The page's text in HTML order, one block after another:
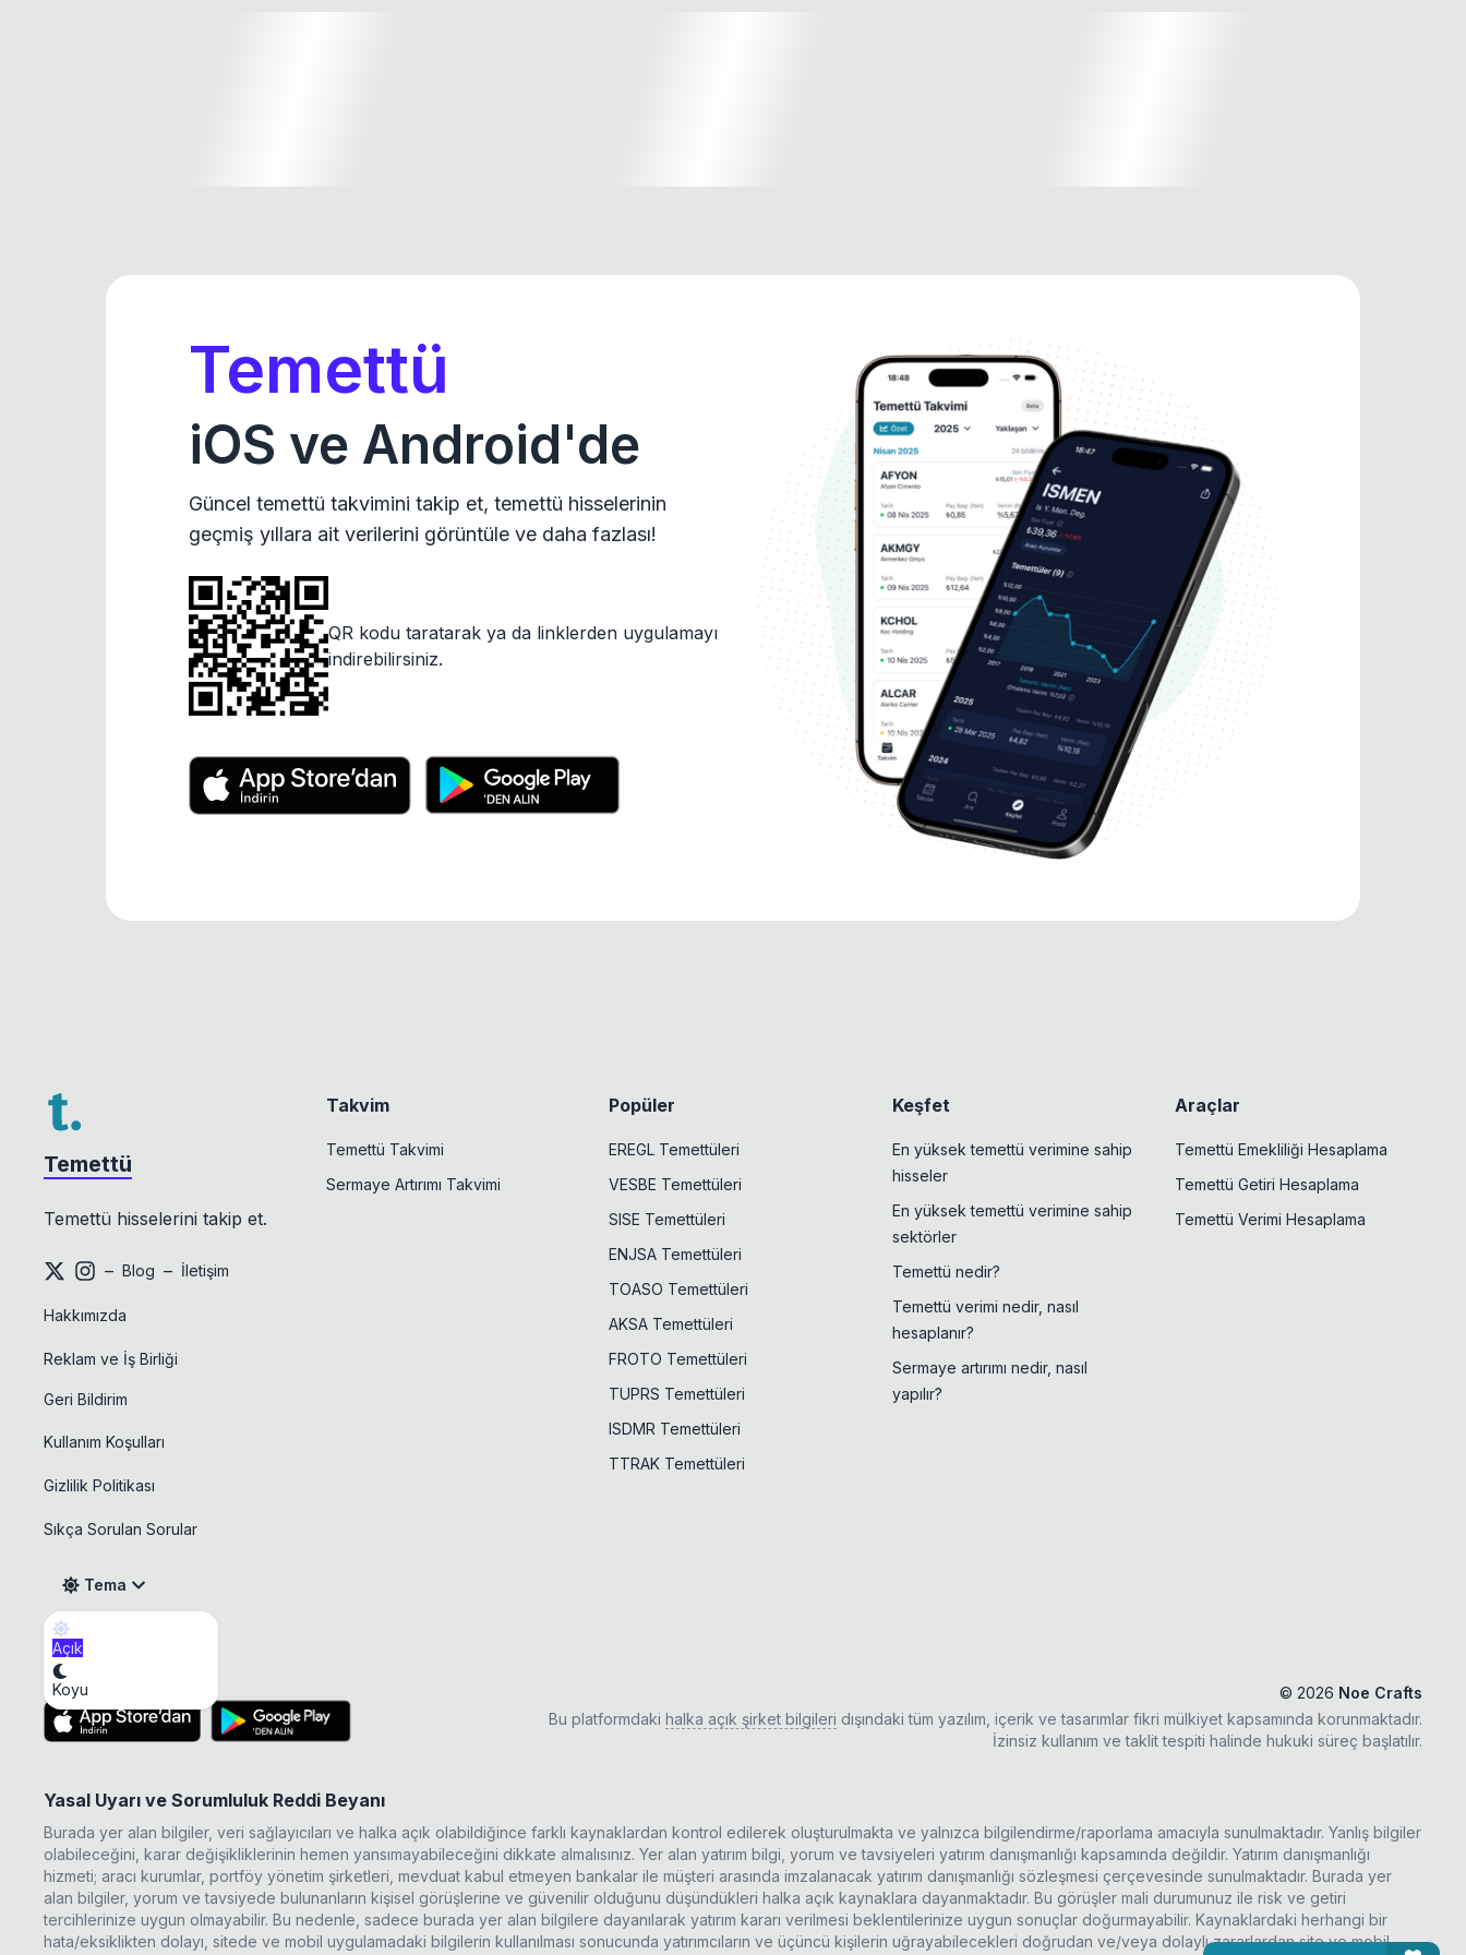
Temettü
iOS ve Android'de
Güncel temettü takvimini takip et, temettü hisselerinin
geçmiş yıllara ait verilerini görüntüle ve daha fazlası!
QR kodu taratarak ya da linklerden uygulamayı
indirebilirsiniz.
Temettü
Temettü hisselerini takip et.
– Blog – İletişim
Hakkımızda
Reklam ve İş Birliği
Geri Bildirim
Kullanım Koşulları
Gizlilik Politikası
Sıkça Sorulan Sorular
Tema
Açık
Koyu
Takvim
Temettü Takvimi
Sermaye Artırımı Takvimi
Popüler
EREGL Temettüleri
VESBE Temettüleri
SISE Temettüleri
ENJSA Temettüleri
TOASO Temettüleri
AKSA Temettüleri
FROTO Temettüleri
TUPRS Temettüleri
ISDMR Temettüleri
TTRAK Temettüleri
Keşfet
En yüksek temettü verimine sahip
hisseler
En yüksek temettü verimine sahip
sektörler
Temettü nedir?
Temettü verimi nedir, nasıl
hesaplanır?
Sermaye artırımı nedir, nasıl
yapılır?
Araçlar
Temettü Emekliliği Hesaplama
Temettü Getiri Hesaplama
Temettü Verimi Hesaplama
Mobil Uygulama
© 2026 Noe Crafts
Bu platformdaki halka açık şirket bilgileri dışındaki tüm yazılım, içerik ve tasarımlar fikri mülkiyet kapsamında korunmaktadır.
İzinsiz kullanım ve taklit tespiti halinde hukuki süreç başlatılır.
Yasal Uyarı ve Sorumluluk Reddi Beyanı
Burada yer alan bilgiler, veri sağlayıcıları ve halka açık olabildiğince farklı kaynaklardan kontrol edilerek oluşturulmakta ve yalnızca bilgilendirme/raporlama amacıyla sunulmaktadır. Yanlış bilgiler
olabileceğini, karar değişikliklerinin hemen yansımayabileceğini dikkate almalısınız. Yer alan yatırım bilgi, yorum ve tavsiyeleri yatırım danışmanlığı kapsamında değildir. Yatırım danışmanlığı
hizmeti; aracı kurumlar, portföy yönetim şirketleri, mevduat kabul etmeyen bankalar ile müşteri arasında imzalanacak yatırım danışmanlığı sözleşmesi çerçevesinde sunulmaktadır. Burada yer
alan bilgiler, yorum ve tavsiyede bulunanların kişisel görüşlerine ve güvenilir olduğunu düşündükleri halka açık kaynaklara dayanmaktadır. Bu görüşler mali durumunuz ile risk ve getiri
tercihlerinize uygun olmayabilir. Bu nedenle, sadece burada yer alan bilgilere dayanılarak yatırım kararı verilmesi beklentilerinize uygun sonuçlar doğurmayabilir. Kaynaklardaki herhangi bir
hata/eksiklikten dolayı, sitede ve mobil uygulamadaki bilgilerin kullanılması sonucunda yatırımcıların ve üçüncü kişilerin uğrayabilecekleri doğrudan ve/veya dolaylı zararlardan site ve mobil